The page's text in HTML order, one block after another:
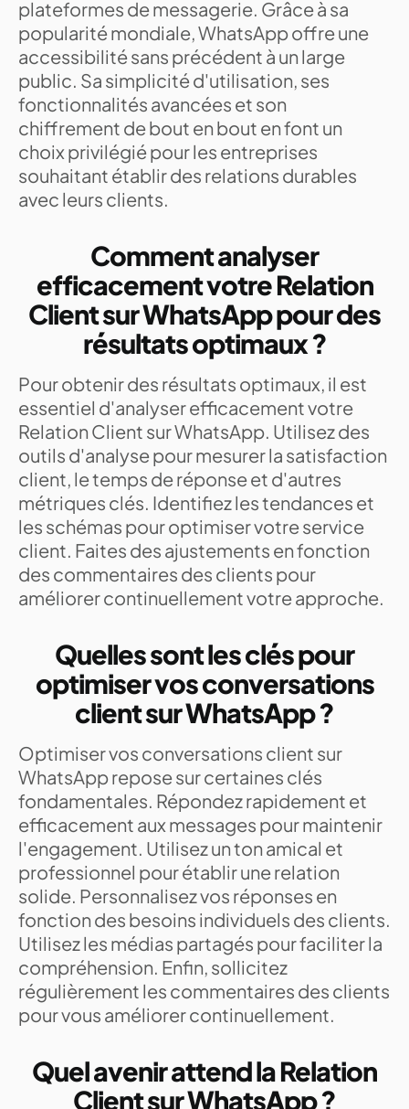
plateformes de messagerie. Grâce à sa
popularité mondiale, WhatsApp offre une
accessibilité sans précédent à un large
public. Sa simplicité d'utilisation, ses
fonctionnalités avancées et son
chiffrement de bout en bout en font un
choix privilégié pour les entreprises
souhaitant établir des relations durables
avec leurs clients.
Comment analyser
efficacement votre Relation
Client sur WhatsApp pour des
résultats optimaux ?
Pour obtenir des résultats optimaux, il est
essentiel d'analyser efficacement votre
Relation Client sur WhatsApp. Utilisez des
outils d'analyse pour mesurer la satisfaction
client, le temps de réponse et d'autres
métriques clés. Identifiez les tendances et
les schémas pour optimiser votre service
client. Faites des ajustements en fonction
des commentaires des clients pour
améliorer continuellement votre approche.
Quelles sont les clés pour
optimiser vos conversations
client sur WhatsApp ?
Optimiser vos conversations client sur
WhatsApp repose sur certaines clés
fondamentales. Répondez rapidement et
efficacement aux messages pour maintenir
l'engagement. Utilisez un ton amical et
professionnel pour établir une relation
solide. Personnalisez vos réponses en
fonction des besoins individuels des clients.
Utilisez les médias partagés pour faciliter la
compréhension. Enfin, sollicitez
régulièrement les commentaires des clients
pour vous améliorer continuellement.
Quel avenir attend la Relation
Client sur WhatsApp ?